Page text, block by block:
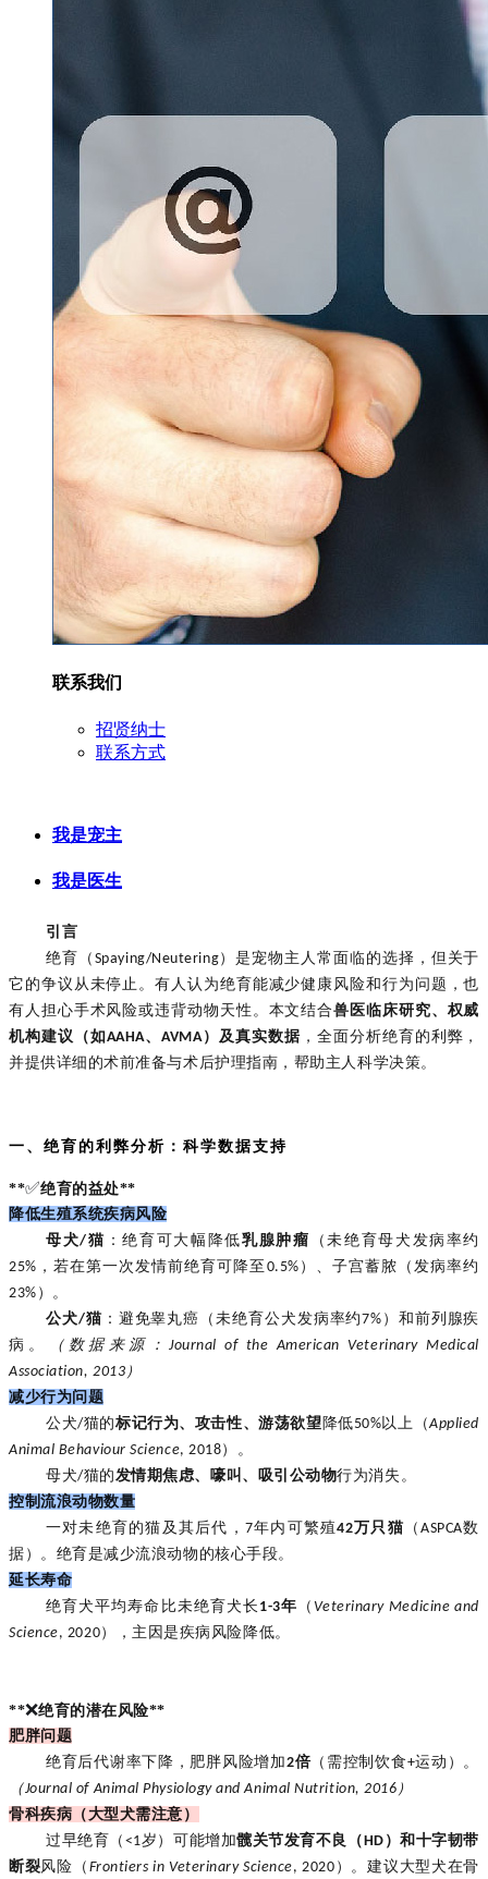
联系我们
招贤纳士
联系方式
我是宠主
我是医生
引言
绝育（ Spaying/Neutering）是宠物主人常面临的选择，但关于
它的争议从未停止。有人认为绝育能减少健康风险和行为问题，也
有人担心手术风险或违背动物天性。本文结合兽医临床研究、权威
机构建议（如AAHA、AVMA）及真实数据，全面分析绝育的利弊，
并提供详细的术前准备与术后护理指南，帮助主人科学决策。
一、绝育的利弊分析：科学数据支持
**✅绝育的益处**
降低生殖系统疾病风险
母犬/猫 ：绝育可大幅降低乳腺肿瘤
（未绝育母犬发病率约
25% ，若在第一次发情前绝育可降至 0.5% ）、子宫蓄脓（发病率约
23% ）。
公犬/猫 ：避免睾丸癌（未绝育公犬发病率约7% ）和前列腺疾
病。
（数据来源： Journal of the American Veterinary Medical
Association, 2013 ）
减少行为问题
公犬/猫的标记行为、攻击性、游荡欲望 降低50%以上（Applied
Animal Behaviour Science, 2018）。
母犬/猫的 发情期焦虑、嚎叫、吸引公动物行为消失。
控制流浪动物数量
一对未绝育的猫及其后代， 7年内可繁殖42万只猫 （ASPCA数
据）。绝育是减少流浪动物的核心手段。
延长寿命
绝育犬平均寿命比未绝育犬长 1-3年 （Veterinary Medicine and
Science, 2020），主因是疾病风险降低。
**❌绝育的潜在风险**
肥胖问题
绝育后代谢率下降，肥胖风险增加2倍（需控制饮食+运动）。
（Journal of Animal Physiology and Animal Nutrition, 2016 ）
骨科疾病（大型犬需注意）
过早绝育（ <1岁）可能增加髋关节发育不良（HD ）和十字韧带
断裂风险（ Frontiers in Veterinary Science, 2020 ）。建议大型犬在骨